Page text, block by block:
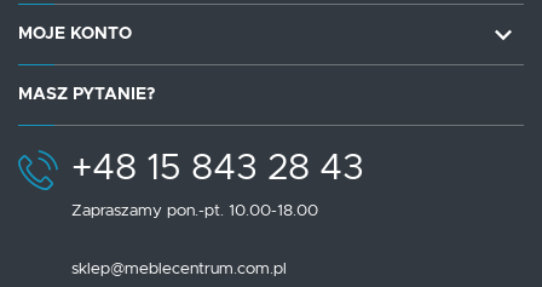
MOJE KONTO
MASZ PYTANIE?
+48 15 843 28 43
Zapraszamy pon.-pt. 10.00-18.00
sklep@meblecentrum.com.pl